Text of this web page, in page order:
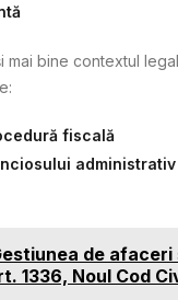
mai bine contextul
fiscală
administrativ
de
1336, Noul Cod